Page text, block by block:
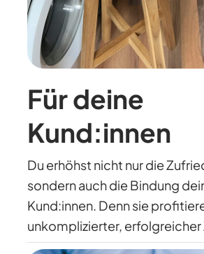
Für deine
Kund:innen
Du erhöhst nicht nur die
sondern auch die Bindung
Kund:innen. Denn sie
unkomplizierter, erfolgreicher